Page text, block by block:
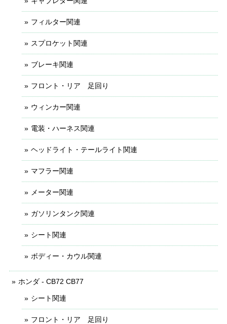
フィルター関連
スプロケット関連
ブレーキ関連
フロント・リア 足回り
ウィンカー関連
電装・ハーネス関連
ヘッドライト・テールライト関連
マフラー関連
メーター関連
ガソリンタンク関連
シート関連
ボディー・カウル関連
ホンダ - CB72 CB77
シート関連
フロント・リア 足回り